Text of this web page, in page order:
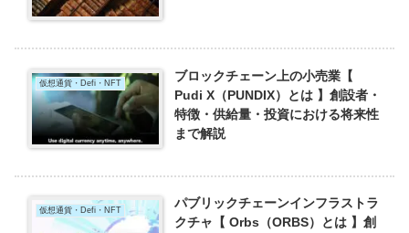
仮想通貨・Defi・NFT
ブロックチェーン上の小売業【
Pudi X（PUNDIX）とは 】創設者・
特徴・供給量・投資における将来性
まで解説
仮想通貨・Defi・NFT
パブリックチェーンインフラストラ
クチャ【 Orbs（ORBS）とは 】創